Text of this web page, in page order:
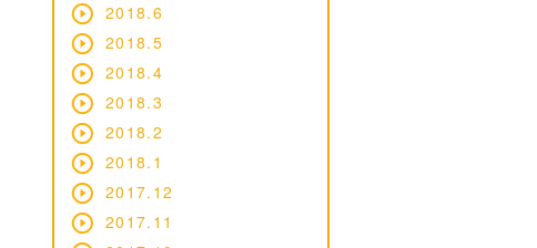
2018.6
2018.5
2018.4
2018.3
2018.2
2018.1
2017.12
2017.11